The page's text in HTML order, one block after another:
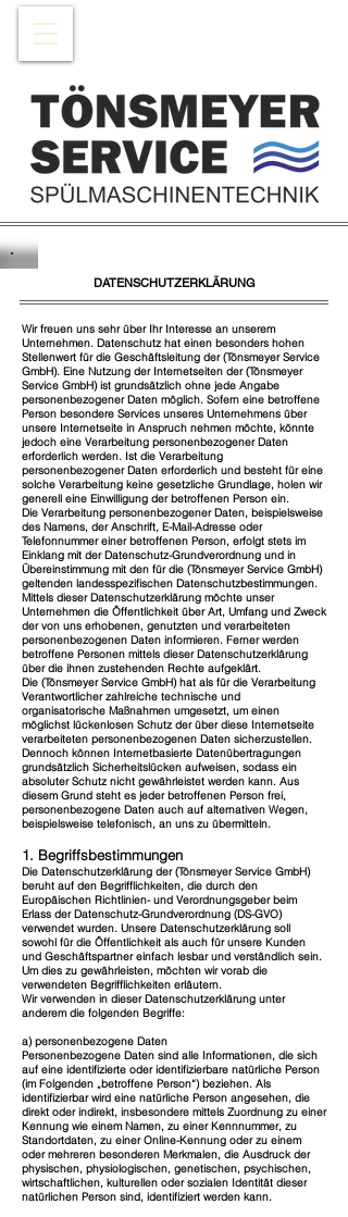
DATENSCHUTZERKLÄRUNG
Wir freuen uns sehr über Ihr Interesse an unserem
Unternehmen. Datenschutz hat einen besonders hohen
Stellenwert für die Geschäftsleitung der (Tönsmeyer Service
GmbH). Eine Nutzung der Internetseiten der (Tönsmeyer
Service GmbH) ist grundsätzlich ohne jede Angabe
personenbezogener Daten möglich. Sofern eine betroffene
Person besondere Services unseres Unternehmens über
unsere Internetseite in Anspruch nehmen möchte, könnte
jedoch eine Verarbeitung personenbezogener Daten
erforderlich werden. Ist die Verarbeitung
personenbezogener Daten erforderlich und besteht für eine
solche Verarbeitung keine gesetzliche Grundlage, holen wir
generell eine Einwilligung der betroffenen Person ein.
Die Verarbeitung personenbezogener Daten, beispielsweise
des Namens, der Anschrift, E-Mail-Adresse oder
Telefonnummer einer betroffenen Person, erfolgt stets im
Einklang mit der Datenschutz-Grundverordnung und in
Übereinstimmung mit den für die (Tönsmeyer Service GmbH)
geltenden landesspezifischen Datenschutzbestimmungen.
Mittels dieser Datenschutzerklärung möchte unser
Unternehmen die Öffentlichkeit über Art, Umfang und Zweck
der von uns erhobenen, genutzten und verarbeiteten
personenbezogenen Daten informieren. Ferner werden
betroffene Personen mittels dieser Datenschutzerklärung
über die ihnen zustehenden Rechte aufgeklärt.
Die (Tönsmeyer Service GmbH) hat als für die Verarbeitung
Verantwortlicher zahlreiche technische und
organisatorische Maßnahmen umgesetzt, um einen
möglichst lückenlosen Schutz der über diese Internetseite
verarbeiteten personenbezogenen Daten sicherzustellen.
Dennoch können Internetbasierte Datenübertragungen
grundsätzlich Sicherheitslücken aufweisen, sodass ein
absoluter Schutz nicht gewährleistet werden kann. Aus
diesem Grund steht es jeder betroffenen Person frei,
personenbezogene Daten auch auf alternativen Wegen,
beispielsweise telefonisch, an uns zu übermitteln.
1. Begriffsbestimmungen
Die Datenschutzerklärung der (Tönsmeyer Service GmbH)
beruht auf den Begrifflichkeiten, die durch den
Europäischen Richtlinien- und Verordnungsgeber beim
Erlass der Datenschutz-Grundverordnung (DS-GVO)
verwendet wurden. Unsere Datenschutzerklärung soll
sowohl für die Öffentlichkeit als auch für unsere Kunden
und Geschäftspartner einfach lesbar und verständlich sein.
Um dies zu gewährleisten, möchten wir vorab die
verwendeten Begrifflichkeiten erläutern.
Wir verwenden in dieser Datenschutzerklärung unter
anderem die folgenden Begriffe:
a) personenbezogene Daten
Personenbezogene Daten sind alle Informationen, die sich
auf eine identifizierte oder identifizierbare natürliche Person
(im Folgenden „betroffene Person“) beziehen. Als
identifizierbar wird eine natürliche Person angesehen, die
direkt oder indirekt, insbesondere mittels Zuordnung zu einer
Kennung wie einem Namen, zu einer Kennnummer, zu
Standortdaten, zu einer Online-Kennung oder zu einem
oder mehreren besonderen Merkmalen, die Ausdruck der
physischen, physiologischen, genetischen, psychischen,
wirtschaftlichen, kulturellen oder sozialen Identität dieser
natürlichen Person sind, identifiziert werden kann.